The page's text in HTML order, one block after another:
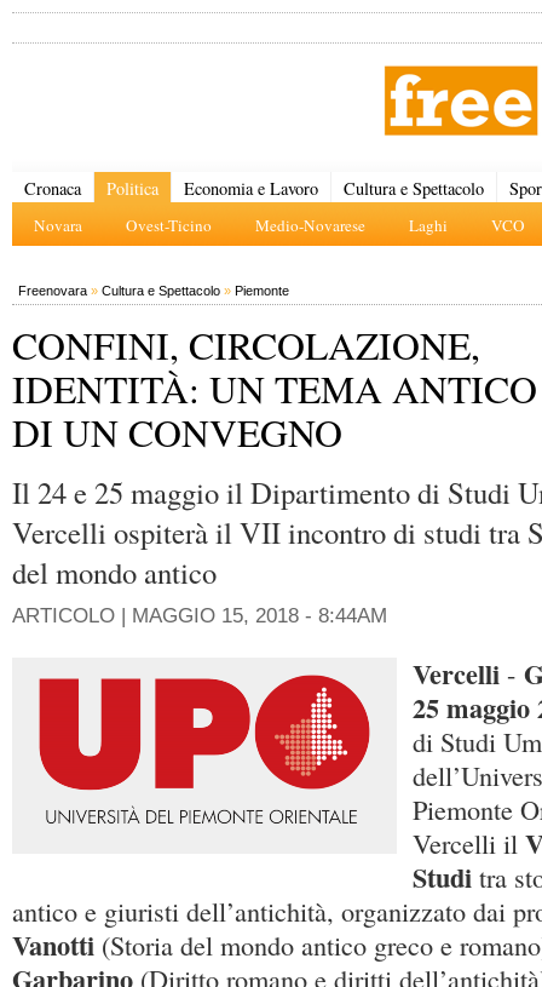
Cronaca Politica
Novara Ovest-Ticino Medio-Novarese Laghi VCO
Economia e Lavoro Cultura e Spettacolo
Freenovara » Cultura e Spettacolo » Piemonte
CONFINI, CIRCOLAZIONE,
IDENTITÀ: UN TEMA
DI UN CONVEGNO
Il 24 e 25 maggio il Dipartimento di Studi
Vercelli ospiterà il VII incontro di studi tra
del mondo antico
ARTICOLO | MAGGIO 15, 2018 - 8:44AM
Vercelli -
25 maggio
di Studi
Piemonte
Vercelli il
Studi tra
antico e giuristi dell’antichità, organizzato dai
Vanotti (Storia del mondo antico greco e
(Diritto romano e diritti